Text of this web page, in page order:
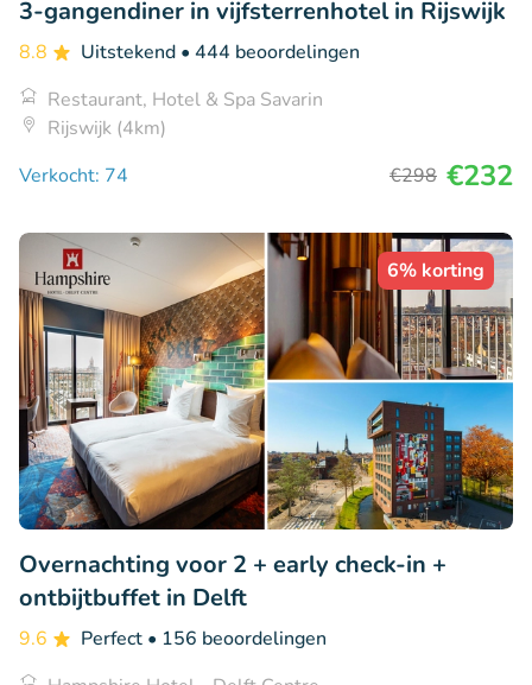
3-gangendiner in vijfsterrenhotel in Rijswijk
8.8 Uitstekend • 444 beoordelingen
Restaurant, Hotel & Spa Savarin
Rijswijk (4km)
Verkocht: 74
€298 €232
6% korting
Overnachting voor 2 + early check-in +
ontbijtbuffet in Delft
9.6 Perfect • 156 beoordelingen